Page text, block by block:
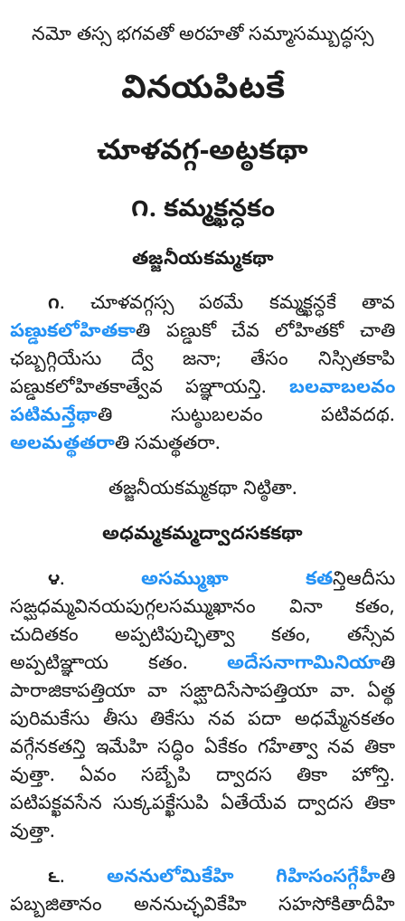
నమో తస్స భగవతో అరహతో సమ్మాసమ్బుద్ధస్స
వినయపిటకే
చూళవగ్గ-అట్ఠకథా
౧. కమ్మక్ఖన్ధకం
తజ్జనీయకమ్మకథా
౧. చూళవగ్గస్సపఠమే కమ్మక్ఖన్ధకే తావ
పణ్డుకలోహితకాతి పణ్డుకో చేవ లోహితకో చాతి
ఛబ్బగ్గియేసు ద్వే జనా; తేసం నిస్సితకాపి
పణ్డుకలోహితకాత్వేవ పఞ్ఞాయన్తి. బలవాబలవం
పటిమన్తేథాతి సుట్ఠుబలవం పటివదథ.
అలమత్థతరాతి సమత్థతరా.
తజ్జనీయకమ్మకథా నిట్ఠితా.
అధమ్మకమ్మద్వాదసకకథా
౪.అసమ్ముఖా కతన్తిఆదీసు
సఙ్ఘధమ్మవినయపుగ్గలసమ్ముఖానం వినా కతం,
చుదితకం అప్పటిపుచ్ఛిత్వా కతం, తస్సేవ
అప్పటిఞ్ఞాయ కతం. అదేసనాగామినియాతి
పారాజికాపత్తియా వా సఙ్ఘాదిసేసాపత్తియా వా. ఏత్థ
పురిమకేసు తీసు తికేసు నవ పదా అధమ్మేనకతం
వగ్గేనకతన్తి ఇమేహి సద్ధిం ఏకేకం గహేత్వా నవ తికా
వుత్తా. ఏవం సబ్బేపి ద్వాదస తికా హోన్తి.
పటిపక్ఖవసేన సుక్కపక్ఖేసుపి ఏతేయేవ ద్వాదస తికా
వుత్తా.
౬. అననులోమికేహి గిహిసంసగ్గేహీతి
పబ్బజితానం అననుచ్ఛవికేహి సహసోకితాదీహి